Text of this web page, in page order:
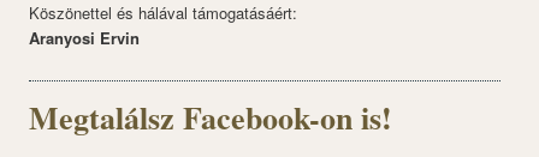
Köszönettel és hálával támogatásáért:
Aranyosi Ervin
Megtalálsz Facebook-on is!